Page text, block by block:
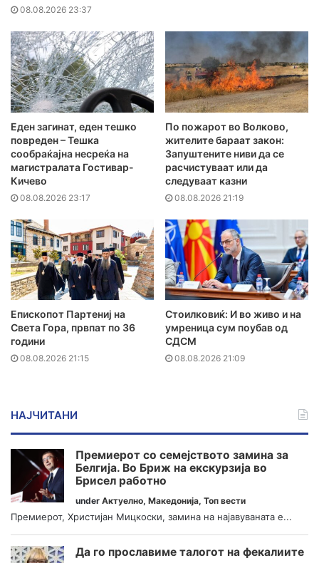
08.08.2026 23:37
Еден загинат, еден тешко
повреден – Тешка
сообраќајна несреќа на
магистралата Гостивар-
Кичево
08.08.2026 23:17
По пожарот во Волково,
жителите бараат закон:
Запуштените ниви да се
расчистуваат или да
следуваат казни
08.08.2026 21:19
Епископот Партениј на
Света Гора, првпат по 36
години
08.08.2026 21:15
Стоилковиќ: И во живо и на
умреница сум поубав од
СДСМ
08.08.2026 21:09
НАЈЧИТАНИ
Премиерот со семејството замина за
Белгија. Во Бриж на екскурзија во
Брисел работно
under Актуелно, Македонија, Топ вести
Премиерот, Христијан Мицкоски, замина на најавуваната е...
Да го прославиме талогот на фекалиите